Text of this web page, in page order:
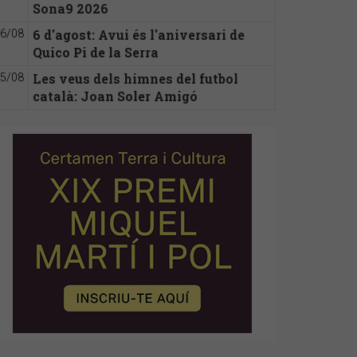
Sona9 2026
08
6 d'agost: Avui és l'aniversari de
Quico Pi de la Serra
08
Les veus dels himnes del futbol
català: Joan Soler Amigó